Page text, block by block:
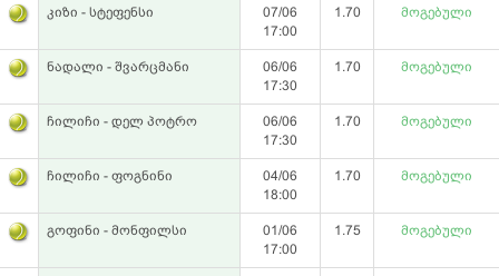
კიზი - სტეფენსი
07/06
17:00
1.70 მოგებული
ნადალი - შვარცმანი
06/06
17:30
1.70 მოგებული
ჩილიჩი - დელ პოტრო
06/06
17:30
1.70 მოგებული
ჩილიჩი - ფოგნინი
04/06
18:00
1.70 მოგებული
გოფინი - მონფილსი
01/06
17:00
1.75 მოგებული